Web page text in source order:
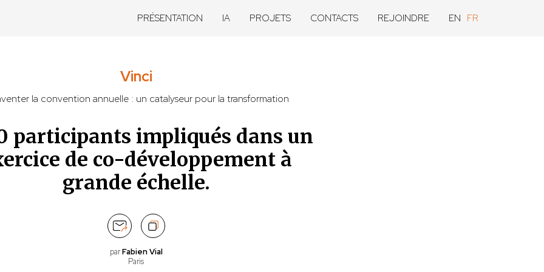
PRÉSENTATION IA PROJETS CONTACTS REJOINDRE EN FR
Vinci
la convention annuelle : un catalyseur pour la transformation
participants impliqués dans un
de co-développement à
grande échelle.
parFabien Vial
Paris